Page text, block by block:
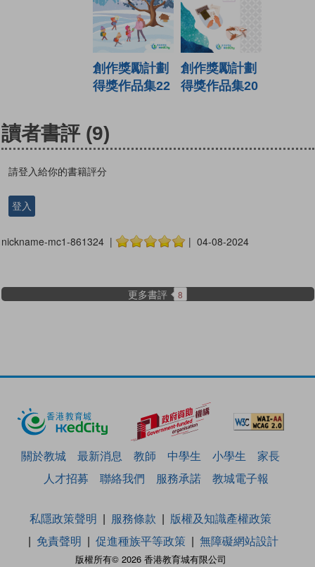
創作獎勵計劃
得獎作品集22
創作獎勵計劃
得獎作品集20
讀者書評 (9)
請登入給你的書籍評分
登入
nickname-mc1-861324 | | 04-08-2024
更多書評 8
關於教城 最新消息 教師 中學生 小學生
家長
人才招募
聯絡我們 服務承諾 教城電子報
版權所有© 2026 香港教育城有限公司
私隱政策聲明 服務條款
版權及知識產權政策
免責聲明
促進種族平等政策 無障礙網站設計